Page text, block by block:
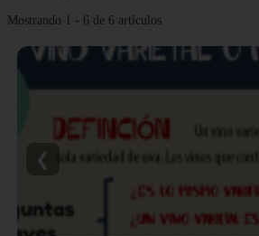
Mostrando 1 - 6 de 6 artículos
❮